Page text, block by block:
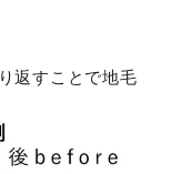
返すことで地毛